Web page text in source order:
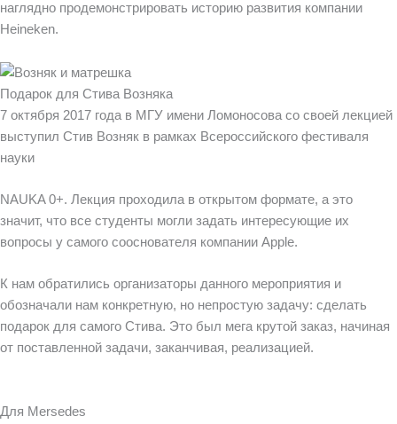
наглядно продемонстрировать историю развития компании
Heineken.
Подарок для Стива Возняка
7 октября 2017 года в МГУ имени Ломоносова со своей лекцией
выступил Стив Возняк в рамках Всероссийского фестиваля
науки
NAUKA 0+. Лекция проходила в открытом формате, а это
значит, что все студенты могли задать интересующие их
вопросы у самого сооснователя компании Apple.
К нам обратились организаторы данного мероприятия и
обозначали нам конкретную, но непростую задачу: сделать
подарок для самого Стива. Это был мега крутой заказ, начиная
от поставленной задачи, заканчивая, реализацией.
Для Mersedes